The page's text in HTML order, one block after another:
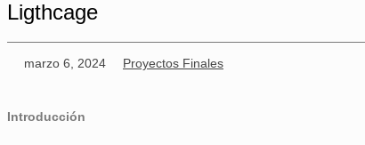
Ligthcage
marzo 6, 2024 Proyectos Finales
Introducción